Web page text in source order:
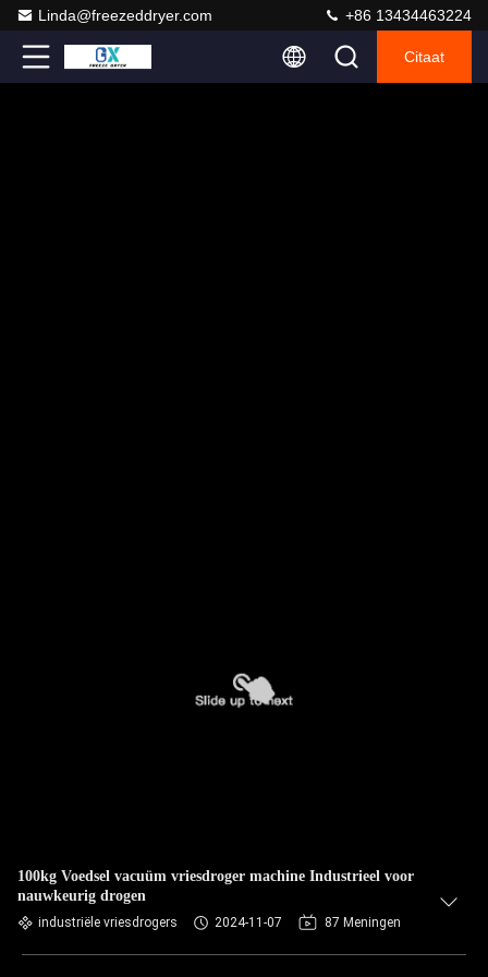
Linda@freezeddryer.com +86 13434463224
Citaat
100kg Voedsel vacuüm vriesdroger machine Industrieel voor
nauwkeurig drogen
industriële vriesdrogers 2024-11-07 87 Meningen